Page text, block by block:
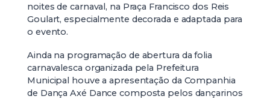
noites de carnaval, na Praça Francisco dos Reis
Goulart, especialmente decorada e adaptada para
o evento.
Ainda na programação de abertura da folia
carnavalesca organizada pela Prefeitura
Municipal houve a apresentação da Companhia
de Dança Axé Dance composta pelos dançarinos